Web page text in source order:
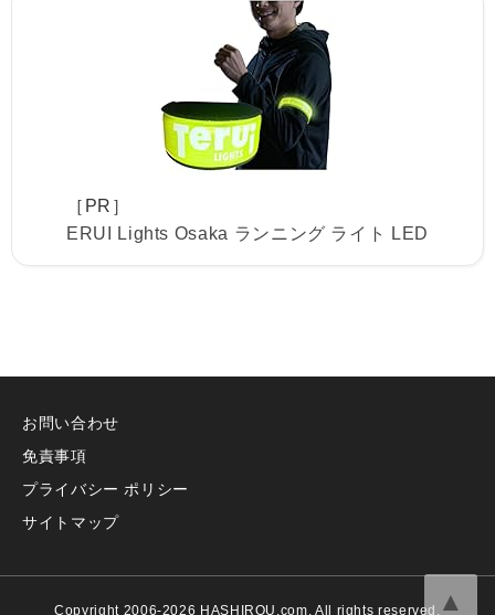
［PR］
ERUI Lights Osaka ランニング ライト LED
お問い合わせ
免責事項
プライバシー ポリシー
サイトマップ
Copyright 2006-2026 HASHIROU.com. All rights reserved. ▲